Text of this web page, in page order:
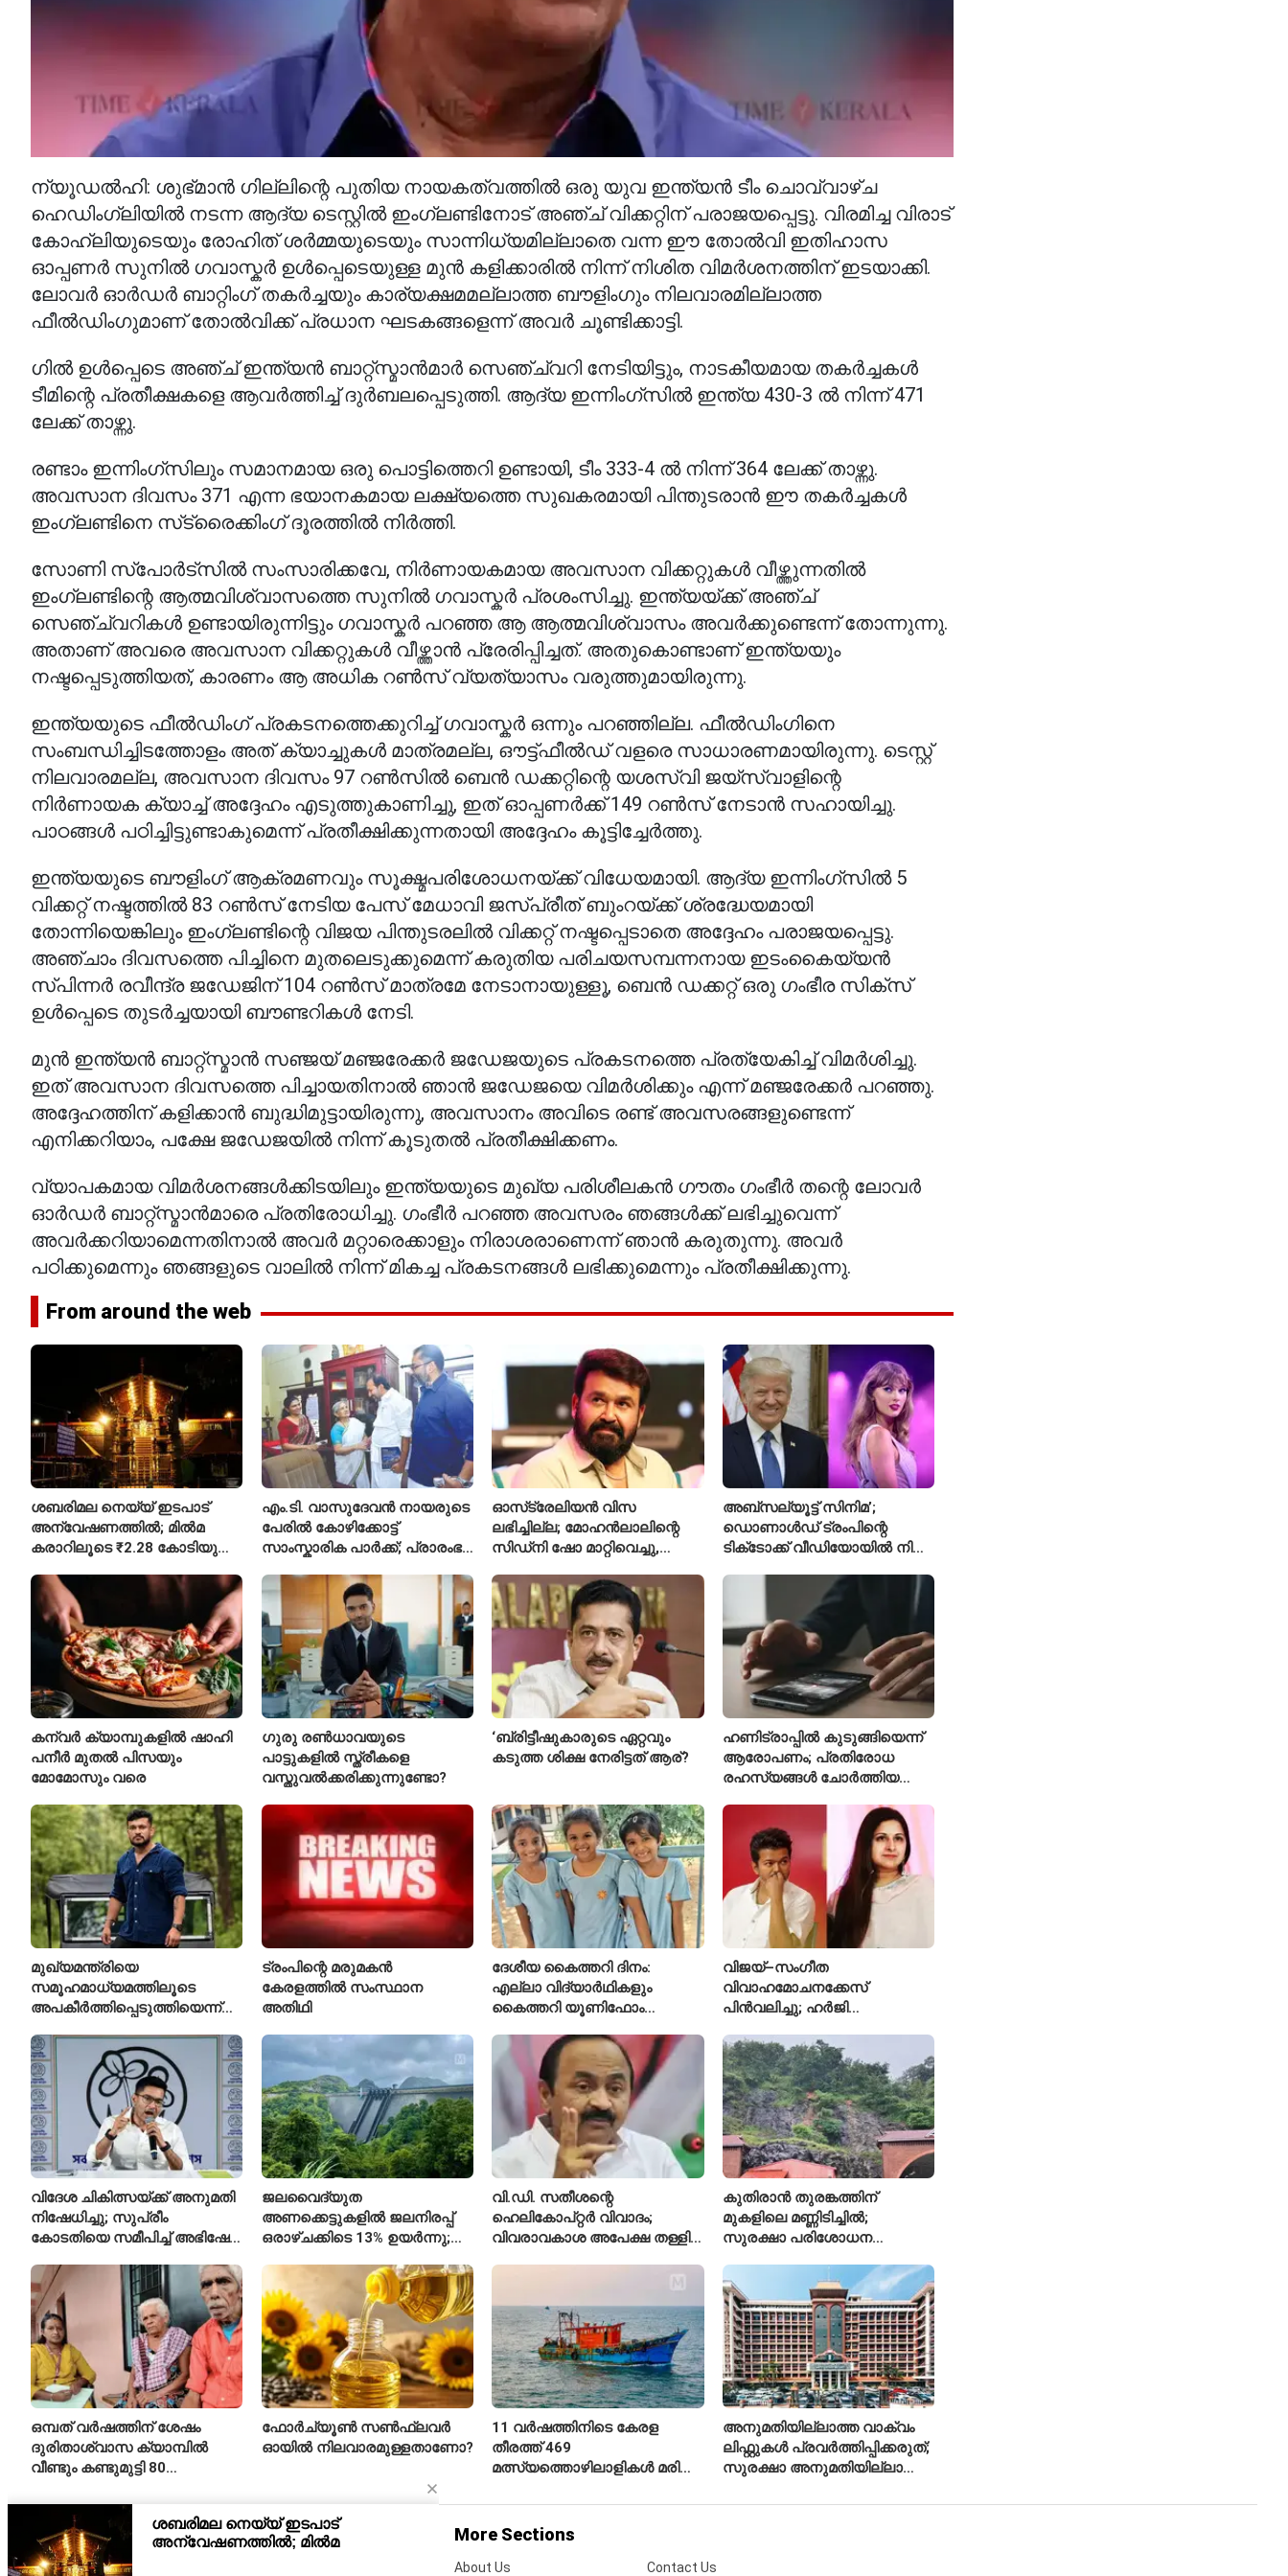
ന്യൂഡൽഹി: ശുഭ്മാൻ ഗില്ലിന്റെ പുതിയ നായകത്വത്തിൽ ഒരു യുവ ഇന്ത്യൻ ടീം ചൊവ്വാഴ്ച
ഹെഡിംഗ്‌ലിയിൽ നടന്ന ആദ്യ ടെസ്റ്റിൽ ഇംഗ്ലണ്ടിനോട് അഞ്ച് വിക്കറ്റിന് പരാജയപ്പെട്ടു. വിരമിച്ച വിരാട്
കോഹ്‌ലിയുടെയും രോഹിത് ശർമ്മയുടെയും സാന്നിധ്യമില്ലാതെ വന്ന ഈ തോൽവി ഇതിഹാസ
ഓപ്പണർ സുനിൽ ഗവാസ്കർ ഉൾപ്പെടെയുള്ള മുൻ കളിക്കാരിൽ നിന്ന് നിശിത വിമർശനത്തിന് ഇടയാക്കി.
ലോവർ ഓർഡർ ബാറ്റിംഗ് തകർച്ചയും കാര്യക്ഷമമല്ലാത്ത ബൗളിംഗും നിലവാരമില്ലാത്ത
ഫീൽഡിംഗുമാണ് തോൽവിക്ക് പ്രധാന ഘടകങ്ങളെന്ന് അവർ ചൂണ്ടിക്കാട്ടി.
ഗിൽ ഉൾപ്പെടെ അഞ്ച് ഇന്ത്യൻ ബാറ്റ്‌സ്മാൻമാർ സെഞ്ച്വറി നേടിയിട്ടും, നാടകീയമായ തകർച്ചകൾ
ടീമിന്റെ പ്രതീക്ഷകളെ ആവർത്തിച്ച് ദുർബലപ്പെടുത്തി. ആദ്യ ഇന്നിംഗ്‌സിൽ ഇന്ത്യ 430-3 ൽ നിന്ന് 471
ലേക്ക് താഴ്ന്നു.
രണ്ടാം ഇന്നിംഗ്‌സിലും സമാനമായ ഒരു പൊട്ടിത്തെറി ഉണ്ടായി, ടീം 333-4 ൽ നിന്ന് 364 ലേക്ക് താഴ്ന്നു.
അവസാന ദിവസം 371 എന്ന ഭയാനകമായ ലക്ഷ്യത്തെ സുഖകരമായി പിന്തുടരാൻ ഈ തകർച്ചകൾ
ഇംഗ്ലണ്ടിനെ സ്‌ട്രൈക്കിംഗ് ദൂരത്തിൽ നിർത്തി.
സോണി സ്പോർട്സിൽ സംസാരിക്കവേ, നിർണായകമായ അവസാന വിക്കറ്റുകൾ വീഴ്ത്തുന്നതിൽ
ഇംഗ്ലണ്ടിന്റെ ആത്മവിശ്വാസത്തെ സുനിൽ ഗവാസ്കർ പ്രശംസിച്ചു. ഇന്ത്യയ്ക്ക് അഞ്ച്
സെഞ്ച്വറികൾ ഉണ്ടായിരുന്നിട്ടും ഗവാസ്കർ പറഞ്ഞ ആ ആത്മവിശ്വാസം അവർക്കുണ്ടെന്ന് തോന്നുന്നു.
അതാണ് അവരെ അവസാന വിക്കറ്റുകൾ വീഴ്ത്താൻ പ്രേരിപ്പിച്ചത്. അതുകൊണ്ടാണ് ഇന്ത്യയും
നഷ്ടപ്പെടുത്തിയത്, കാരണം ആ അധിക റൺസ് വ്യത്യാസം വരുത്തുമായിരുന്നു.
ഇന്ത്യയുടെ ഫീൽഡിംഗ് പ്രകടനത്തെക്കുറിച്ച് ഗവാസ്കർ ഒന്നും പറഞ്ഞില്ല. ഫീൽഡിംഗിനെ
സംബന്ധിച്ചിടത്തോളം അത് ക്യാച്ചുകൾ മാത്രമല്ല, ഔട്ട്ഫീൽഡ് വളരെ സാധാരണമായിരുന്നു. ടെസ്റ്റ്
നിലവാരമല്ല, അവസാന ദിവസം 97 റൺസിൽ ബെൻ ഡക്കറ്റിന്റെ യശസ്വി ജയ്‌സ്വാളിന്റെ
നിർണായക ക്യാച്ച് അദ്ദേഹം എടുത്തുകാണിച്ചു, ഇത് ഓപ്പണർക്ക് 149 റൺസ് നേടാൻ സഹായിച്ചു.
പാഠങ്ങൾ പഠിച്ചിട്ടുണ്ടാകുമെന്ന് പ്രതീക്ഷിക്കുന്നതായി അദ്ദേഹം കൂട്ടിച്ചേർത്തു.
ഇന്ത്യയുടെ ബൗളിംഗ് ആക്രമണവും സൂക്ഷ്മപരിശോധനയ്ക്ക് വിധേയമായി. ആദ്യ ഇന്നിംഗ്സിൽ 5
വിക്കറ്റ് നഷ്ടത്തിൽ 83 റൺസ് നേടിയ പേസ് മേധാവി ജസ്പ്രീത് ബുംറയ്ക്ക് ശ്രദ്ധേയമായി
തോന്നിയെങ്കിലും ഇംഗ്ലണ്ടിന്റെ വിജയ പിന്തുടരലിൽ വിക്കറ്റ് നഷ്ടപ്പെടാതെ അദ്ദേഹം പരാജയപ്പെട്ടു.
അഞ്ചാം ദിവസത്തെ പിച്ചിനെ മുതലെടുക്കുമെന്ന് കരുതിയ പരിചയസമ്പന്നനായ ഇടംകൈയ്യൻ
സ്പിന്നർ രവീന്ദ്ര ജഡേജിന് 104 റൺസ് മാത്രമേ നേടാനായുള്ളൂ, ബെൻ ഡക്കറ്റ് ഒരു ഗംഭീര സിക്സ്
ഉൾപ്പെടെ തുടർച്ചയായി ബൗണ്ടറികൾ നേടി.
മുൻ ഇന്ത്യൻ ബാറ്റ്സ്മാൻ സഞ്ജയ് മഞ്ജരേക്കർ ജഡേജയുടെ പ്രകടനത്തെ പ്രത്യേകിച്ച് വിമർശിച്ചു.
ഇത് അവസാന ദിവസത്തെ പിച്ചായതിനാൽ ഞാൻ ജഡേജയെ വിമർശിക്കും എന്ന് മഞ്ജരേക്കർ പറഞ്ഞു.
അദ്ദേഹത്തിന് കളിക്കാൻ ബുദ്ധിമുട്ടായിരുന്നു, അവസാനം അവിടെ രണ്ട് അവസരങ്ങളുണ്ടെന്ന്
എനിക്കറിയാം, പക്ഷേ ജഡേജയിൽ നിന്ന് കൂടുതൽ പ്രതീക്ഷിക്കണം.
വ്യാപകമായ വിമർശനങ്ങൾക്കിടയിലും ഇന്ത്യയുടെ മുഖ്യ പരിശീലകൻ ഗൗതം ഗംഭീർ തന്റെ ലോവർ
ഓർഡർ ബാറ്റ്സ്മാൻമാരെ പ്രതിരോധിച്ചു. ഗംഭീർ പറഞ്ഞ അവസരം ഞങ്ങൾക്ക് ലഭിച്ചുവെന്ന്
അവർക്കറിയാമെന്നതിനാൽ അവർ മറ്റാരെക്കാളും നിരാശരാണെന്ന് ഞാൻ കരുതുന്നു. അവർ
പഠിക്കുമെന്നും ഞങ്ങളുടെ വാലിൽ നിന്ന് മികച്ച പ്രകടനങ്ങൾ ലഭിക്കുമെന്നും പ്രതീക്ഷിക്കുന്നു.
From around the web
ശബരിമല നെയ്യ് ഇടപാട്
അന്വേഷണത്തിൽ; മിൽമ
കരാറിലൂടെ ₹2.28 കോടിയുടെ
എം.ടി. വാസുദേവൻ നായരുടെ
പേരിൽ കോഴിക്കോട്ട്
സാംസ്കാരിക പാർക്ക്; പ്രാരംഭ
ഓസ്‌ട്രേലിയൻ വിസ
ലഭിച്ചില്ല; മോഹൻലാലിന്റെ
സിഡ്‌നി ഷോ മാറ്റിവെച്ചു,
താരം
അബ്സല്യൂട്ട് സിനിമ’;
ഡൊണാൾഡ് ട്രംപിന്റെ
ടിക്‌ടോക്ക് വീഡിയോയിൽ നിന്ന്
കന്വർ ക്യാമ്പുകളിൽ ഷാഹി
പനീർ മുതൽ പിസയും
മോമോസും വരെ
ഗുരു രൺധാവയുടെ
പാട്ടുകളിൽ സ്ത്രീകളെ
വസ്തുവൽക്കരിക്കുന്നുണ്ടോ?
‘ബ്രിട്ടീഷുകാരുടെ ഏറ്റവും
കടുത്ത ശിക്ഷ നേരിട്ടത് ആര്?
ഹണിട്രാപ്പിൽ കുടുങ്ങിയെന്ന്
ആരോപണം; പ്രതിരോധ
രഹസ്യങ്ങൾ ചോർത്തിയ
മുഖ്യമന്ത്രിയെ
സമൂഹമാധ്യമത്തിലൂടെ
അപകീർത്തിപ്പെടുത്തിയെന്ന്
ആയങ്കിക്കെതിരെ പുതിയ
കേസ്
ട്രംപിന്റെ മരുമകൻ
കേരളത്തിൽ സംസ്ഥാന
അതിഥി
ദേശീയ കൈത്തറി ദിനം:
എല്ലാ വിദ്യാർഥികളും
കൈത്തറി യൂണിഫോം
സ്കൂൾ വേറിട്ട മാതൃക
വിജയ്–സംഗീത
വിവാഹമോചനക്കേസ്
പിൻവലിച്ചു; ഹർജി
അവസാനിപ്പിച്ച് കോടതി
വിദേശ ചികിത്സയ്ക്ക് അനുമതി
നിഷേധിച്ചു; സുപ്രീം
കോടതിയെ സമീപിച്ച് അഭിഷേക്
ജലവൈദ്യുത
അണക്കെട്ടുകളിൽ ജലനിരപ്പ്
ഒരാഴ്ചക്കിടെ 13% ഉയർന്നു;
ഇപ്പോഴും കുറവ്
വി.ഡി. സതീശന്റെ
ഹെലികോപ്റ്റർ വിവാദം;
വിവരാവകാശ അപേക്ഷ തള്ളി
കുതിരാൻ തുരങ്കത്തിന്
മുകളിലെ മണ്ണിടിച്ചിൽ;
സുരക്ഷാ പരിശോധന
ഒമ്പത് വർഷത്തിന് ശേഷം
ദുരിതാശ്വാസ ക്യാമ്പിൽ
വീണ്ടും കണ്ടുമുട്ടി 80
ഫോർച്യൂൺ സൺഫ്ലവർ
ഓയിൽ നിലവാരമുള്ളതാണോ?
11 വർഷത്തിനിടെ കേരള
തീരത്ത് 469
മത്സ്യത്തൊഴിലാളികൾ മരിച്ചു;
47,773 പേരെ രക്ഷപ്പെടുത്തി
അനുമതിയില്ലാത്ത വാക്വം
ലിഫ്റ്റുകൾ പ്രവർത്തിപ്പിക്കരുത്;
സുരക്ഷാ അനുമതിയില്ലാത്ത
ഹൈക്കോടതിയുടെ വിലക്ക്
More Sections
About Us Contact Us